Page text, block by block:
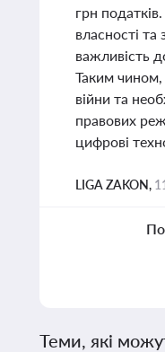
грн
власності
важливість
Таким чином,
війни та
правових
цифрові
LIGA ZAKON,
Теми, які